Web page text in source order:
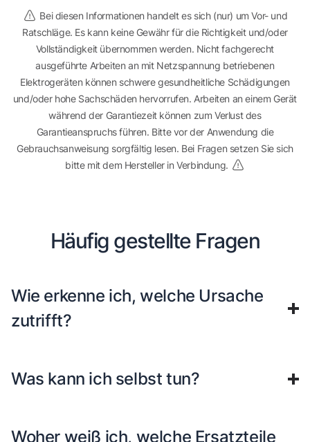
Bei diesen Informationen handelt es sich (nur) um Vor- und
Ratschläge. Es kann keine Gewähr für die Richtigkeit und/oder
Vollständigkeit übernommen werden. Nicht fachgerecht
ausgeführte Arbeiten an mit Netzspannung betriebenen
Elektrogeräten können schwere gesundheitliche Schädigungen
und/oder hohe Sachschäden hervorrufen. Arbeiten an einem Gerät
während der Garantiezeit können zum Verlust des
Garantieanspruchs führen. Bitte vor der Anwendung die
Gebrauchsanweisung sorgfältig lesen. Bei Fragen setzen Sie sich
bitte mit dem Hersteller in Verbindung.
Häufig gestellte Fragen
Wie erkenne ich, welche Ursache
zutrifft?
Was kann ich selbst tun?
Woher weiß ich, welche Ersatzteile